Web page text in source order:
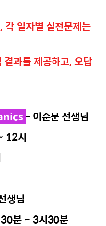
, 각 일자별 실전문제는
과를 제공하고, 오답
- 이준문 선생님
12시
생님
분 ~ 3시30분